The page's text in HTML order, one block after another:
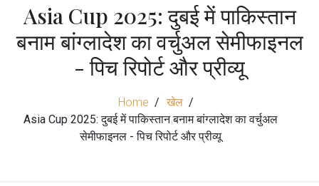
Asia Cup 2025: दुबई में पाकिस्तान
बनाम बांग्लादेश का वर्चुअल सेमीफाइनल
- पिच रिपोर्ट और प्रीव्यू
Home
खेल
Asia Cup 2025: दुबई में पाकिस्तान बनाम बांग्लादेश का वर्चुअल
सेमीफाइनल - पिच रिपोर्ट और प्रीव्यू